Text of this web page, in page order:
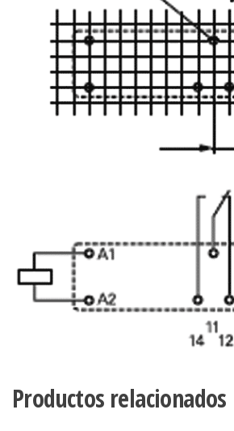
Productos relacionados